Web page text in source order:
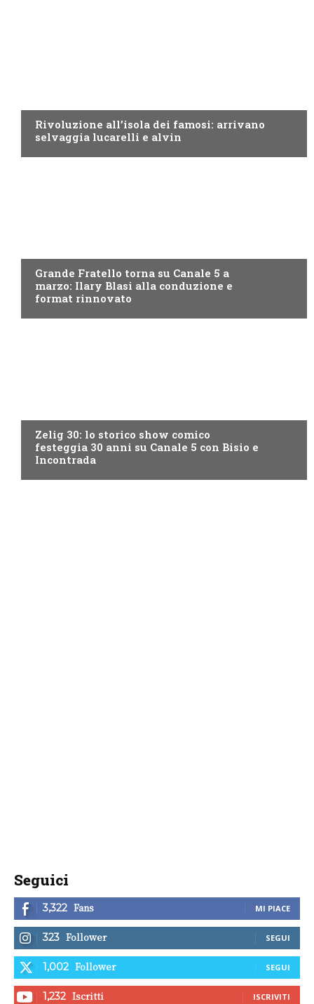
Rivoluzione all’isola dei famosi: arrivano
selvaggia lucarelli e alvin
Grande Fratello torna su Canale 5 a
marzo: Ilary Blasi alla conduzione e
format rinnovato
Zelig 30: lo storico show comico
festeggia 30 anni su Canale 5 con Bisio e
Incontrada
Seguici
3,322 Fans MI PIACE
323 Follower SEGUI
1,002 Follower SEGUI
1,232 Iscritti ISCRIVITI